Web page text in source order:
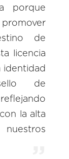
porque
de
licencia
identidad
de
la alta